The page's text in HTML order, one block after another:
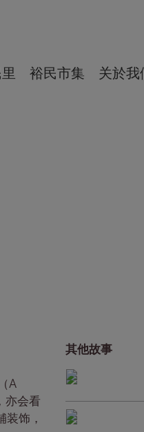
裕民市集 关於我
A
亦会看
饰，
其他故事